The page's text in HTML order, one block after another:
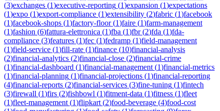
(3)exchanges (1)executive-reporting (1)expansion (1)expectations
(1)expo (1)export-compliance (1)extensibility (2)fabric (1)facebook
(1)facebook-shops (1)factory-floor(1)faire (1)farm-management
(1)fashion (6)fattura-elettronica (1)fba (1)fbr(2)fda (1)fda-
compliance (3)features (1)fec (1)fedramp (1)field-management
(1)field-service (1)fill-rate (1)finance (10)financial-analysis
(2)financial-analytics (2)financial-close (2)financial-crime
(1)financial-dashboard (1)financial-management (1)financial-metrics
(1)financial-planning (1)financial-projections (1)financial-reporting
(4)financial-reports (2)financial-services (3)fine-tuning (1)fintech
(3)firewall (1)firs (2)fishbowl (1)fitment-data (1)fitness (1)fleet
(1)fleet-management (1)flipkart (2)food-beverage (4)food-cost